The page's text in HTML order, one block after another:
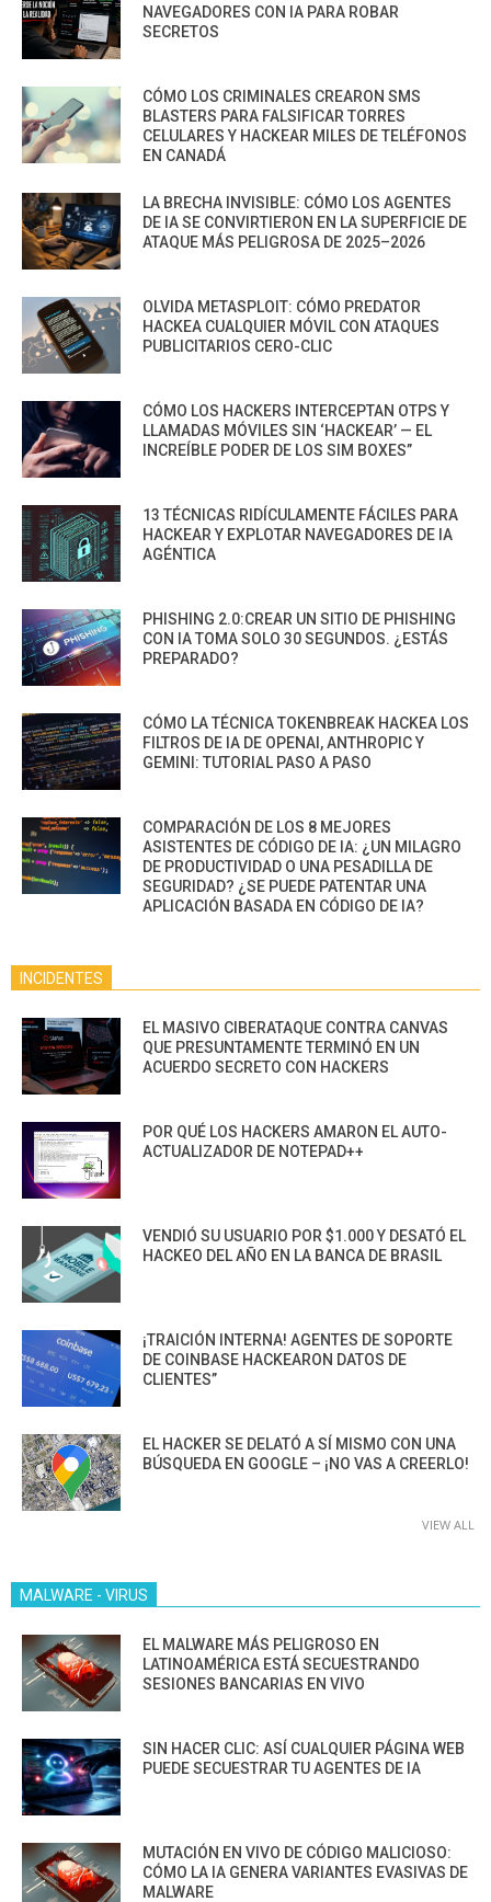
NAVEGADORES CON IA PARA ROBAR
SECRETOS
CÓMO LOS CRIMINALES CREARON SMS
BLASTERS PARA FALSIFICAR TORRES
CELULARES Y HACKEAR MILES DE TELÉFONOS
EN CANADÁ
LA BRECHA INVISIBLE: CÓMO LOS AGENTES
DE IA SE CONVIRTIERON EN LA SUPERFICIE DE
ATAQUE MÁS PELIGROSA DE 2025–2026
OLVIDA METASPLOIT: CÓMO PREDATOR
HACKEA CUALQUIER MÓVIL CON ATAQUES
PUBLICITARIOS CERO-CLIC
CÓMO LOS HACKERS INTERCEPTAN OTPS Y
LLAMADAS MÓVILES SIN ‘HACKEAR’ — EL
INCREÍBLE PODER DE LOS SIM BOXES”
13 TÉCNICAS RIDÍCULAMENTE FÁCILES PARA
HACKEAR Y EXPLOTAR NAVEGADORES DE IA
AGÉNTICA
PHISHING 2.0:CREAR UN SITIO DE PHISHING
CON IA TOMA SOLO 30 SEGUNDOS. ¿ESTÁS
PREPARADO?
CÓMO LA TÉCNICA TOKENBREAK HACKEA LOS
FILTROS DE IA DE OPENAI, ANTHROPIC Y
GEMINI: TUTORIAL PASO A PASO
COMPARACIÓN DE LOS 8 MEJORES
ASISTENTES DE CÓDIGO DE IA: ¿UN MILAGRO
DE PRODUCTIVIDAD O UNA PESADILLA DE
SEGURIDAD? ¿SE PUEDE PATENTAR UNA
APLICACIÓN BASADA EN CÓDIGO DE IA?
INCIDENTES
EL MASIVO CIBERATAQUE CONTRA CANVAS
QUE PRESUNTAMENTE TERMINÓ EN UN
ACUERDO SECRETO CON HACKERS
POR QUÉ LOS HACKERS AMARON EL AUTO-
ACTUALIZADOR DE NOTEPAD++
VENDIÓ SU USUARIO POR $1.000 Y DESATÓ EL
HACKEO DEL AÑO EN LA BANCA DE BRASIL
¡TRAICIÓN INTERNA! AGENTES DE SOPORTE
DE COINBASE HACKEARON DATOS DE
CLIENTES”
EL HACKER SE DELATÓ A SÍ MISMO CON UNA
BÚSQUEDA EN GOOGLE – ¡NO VAS A CREERLO!
VIEW ALL
MALWARE - VIRUS
EL MALWARE MÁS PELIGROSO EN
LATINOAMÉRICA ESTÁ SECUESTRANDO
SESIONES BANCARIAS EN VIVO
SIN HACER CLIC: ASÍ CUALQUIER PÁGINA WEB
PUEDE SECUESTRAR TU AGENTES DE IA
MUTACIÓN EN VIVO DE CÓDIGO MALICIOSO:
CÓMO LA IA GENERA VARIANTES EVASIVAS DE
MALWARE